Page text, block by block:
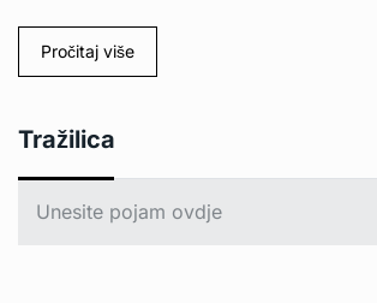
Pročitaj više
Tražilica